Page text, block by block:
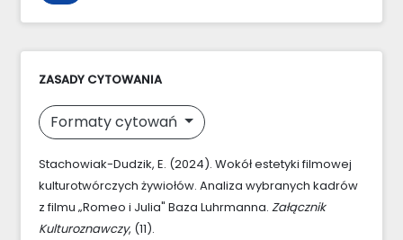
ZASADY CYTOWANIA
Formaty cytowań
Stachowiak-Dudzik, E. (2024). Wokół estetyki filmowej
kulturotwórczych żywiołów. Analiza wybranych kadrów
z filmu „Romeo i Julia" Baza Luhrmanna. Załącznik
Kulturoznawczy, (11).